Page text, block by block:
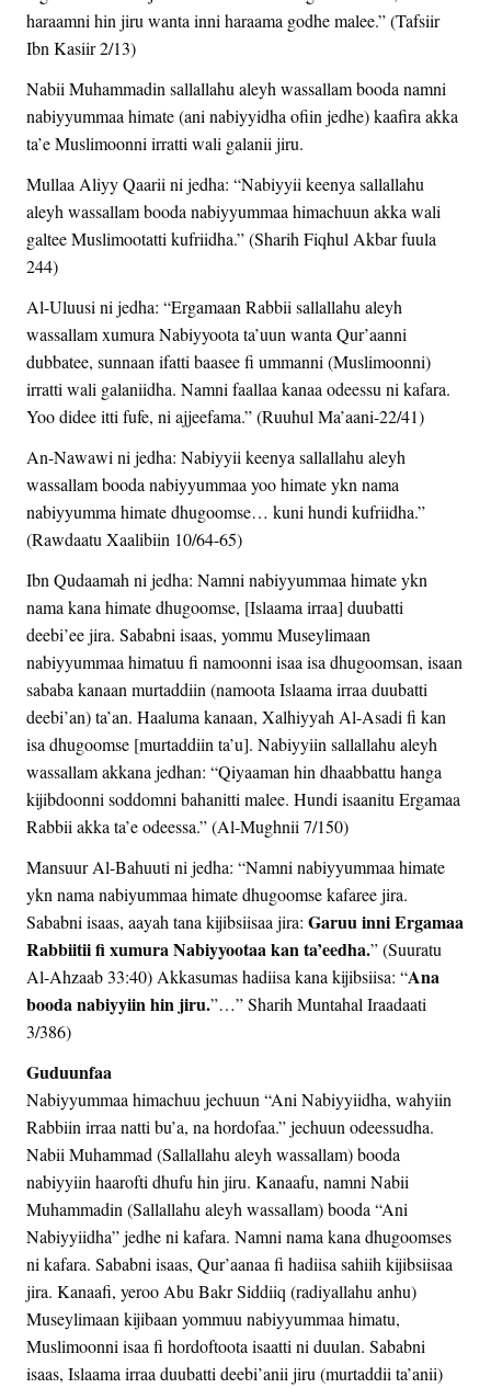
haraamni hin jiru wanta inni haraama godhe malee.” (Tafsiir
Ibn Kasiir 2/13)
Nabii Muhammadin sallallahu aleyh wassallam booda namni
nabiyyummaa himate (ani nabiyyidha ofiin jedhe) kaafira akka
ta’e Muslimoonni irratti wali galanii jiru.
Mullaa Aliyy Qaarii ni jedha: “Nabiyyii keenya sallallahu
aleyh wassallam booda nabiyyummaa himachuun akka wali
galtee Muslimootatti kufriidha.” (Sharih Fiqhul Akbar fuula
244)
Al-Uluusi ni jedha: “Ergamaan Rabbii sallallahu aleyh
wassallam xumura Nabiyyoota ta’uun wanta Qur’aanni
dubbatee, sunnaan ifatti baasee fi ummanni (Muslimoonni)
irratti wali galaniidha. Namni faallaa kanaa odeessu ni kafara.
Yoo didee itti fufe, ni ajjeefama.” (Ruuhul Ma’aani-22/41)
An-Nawawi ni jedha: Nabiyyii keenya sallallahu aleyh
wassallam booda nabiyyummaa yoo himate ykn nama
nabiyyumma himate dhugoomse… kuni hundi kufriidha.”
(Rawdaatu Xaalibiin 10/64-65)
Ibn Qudaamah ni jedha: Namni nabiyyummaa himate ykn
nama kana himate dhugoomse, [Islaama irraa] duubatti
deebi’ee jira. Sababni isaas, yommu Museylimaan
nabiyyummaa himatuu fi namoonni isaa isa dhugoomsan, isaan
sababa kanaan murtaddiin (namoota Islaama irraa duubatti
deebi’an) ta’an. Haaluma kanaan, Xalhiyyah Al-Asadi fi kan
isa dhugoomse [murtaddiin ta’u]. Nabiyyiin sallallahu aleyh
wassallam akkana jedhan: “Qiyaaman hin dhaabbattu hanga
kijibdoonni soddomni bahanitti malee. Hundi isaanitu Ergamaa
Rabbii akka ta’e odeessa.” (Al-Mughnii 7/150)
Mansuur Al-Bahuuti ni jedha: “Namni nabiyyummaa himate
ykn nama nabiyummaa himate dhugoomse kafaree jira.
Sababni isaas, aayah tana kijibsiisaa jira: Garuu inni Ergamaa
Rabbiitii fi xumura Nabiyyootaa kan ta’eedha.” (Suuratu
Al-Ahzaab 33:40) Akkasumas hadiisa kana kijibsiisa: “Ana
booda nabiyyiin hin jiru.”…” Sharih Muntahal Iraadaati
3/386)
Guduunfaa
Nabiyyummaa himachuu jechuun “Ani Nabiyyiidha, wahyiin
Rabbiin irraa natti bu’a, na hordofaa.” jechuun odeessudha.
Nabii Muhammad (Sallallahu aleyh wassallam) booda
nabiyyiin haarofti dhufu hin jiru. Kanaafu, namni Nabii
Muhammadin (Sallallahu aleyh wassallam) booda “Ani
Nabiyyiidha” jedhe ni kafara. Namni nama kana dhugoomses
ni kafara. Sababni isaas, Qur’aanaa fi hadiisa sahiih kijibsiisaa
jira. Kanaafi, yeroo Abu Bakr Siddiiq (radiyallahu anhu)
Museylimaan kijibaan yommuu nabiyyummaa himatu,
Muslimoonni isaa fi hordoftoota isaatti ni duulan. Sababni
isaas, Islaama irraa duubatti deebi’anii jiru (murtaddii ta’anii)